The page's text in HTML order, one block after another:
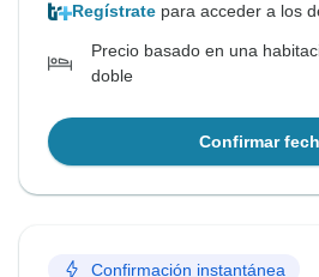
Regístrate para acceder a los
Precio basado en una
doble
Confirmar
Confirmación instantánea